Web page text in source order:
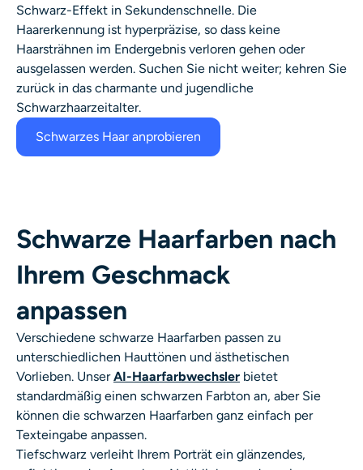
Schwarz-Effekt in Sekundenschnelle. Die
Haarerkennung ist hyperpräzise, so dass keine
Haarsträhnen im Endergebnis verloren gehen oder
ausgelassen werden. Suchen Sie nicht weiter; kehren Sie
zurück in das charmante und jugendliche
Schwarzhaarzeitalter.
Schwarzes Haar anprobieren
Schwarze Haarfarben nach
Ihrem Geschmack
anpassen
Verschiedene schwarze Haarfarben passen zu
unterschiedlichen Hauttönen und ästhetischen
Vorlieben. Unser AI-Haarfarbwechsler bietet
standardmäßig einen schwarzen Farbton an, aber Sie
können die schwarzen Haarfarben ganz einfach per
Texteingabe anpassen.
Tiefschwarz verleiht Ihrem Porträt ein glänzendes,